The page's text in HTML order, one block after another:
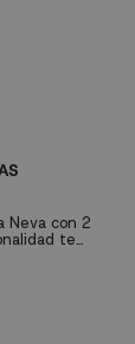
Neva con 2
te
en tu